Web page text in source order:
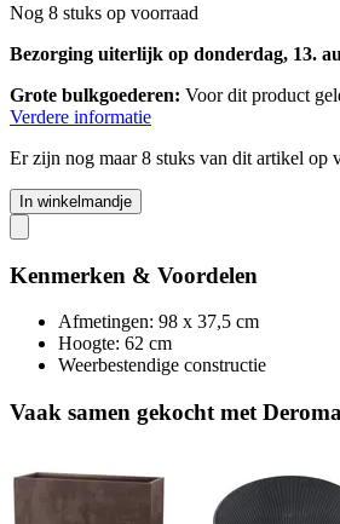
Nog 8 stuks op voorraad
Bezorging uiterlijk op donderdag, 13.
Grote bulkgoederen: Voor dit product
Verdere informatie
Er zijn nog maar 8 stuks van dit artikel op
In winkelmandje
Kenmerken & Voordelen
Afmetingen: 98 x 37,5 cm
Hoogte: 62 cm
Weerbestendige constructie
Vaak samen gekocht met